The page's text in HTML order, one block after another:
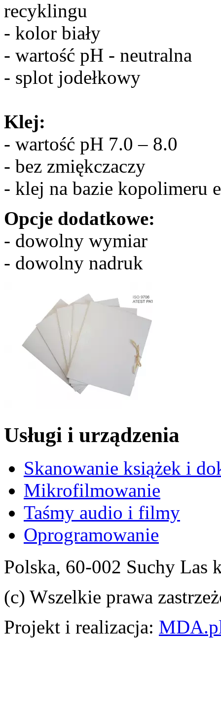
recyklingu
- kolor biały
- wartość pH - neutralna
- splot jodełkowy
Klej:
- wartość pH 7.0 – 8.0
- bez zmiękczaczy
- klej na bazie kopolimeru
Opcje dodatkowe:
- dowolny wymiar
- dowolny nadruk
Usługi i urządzenia
Skanowanie książek i
Mikrofilmowanie
Taśmy audio i filmy
Oprogramowanie
Polska, 60-002 Suchy Las
(c) Wszelkie prawa
Projekt i realizacja: